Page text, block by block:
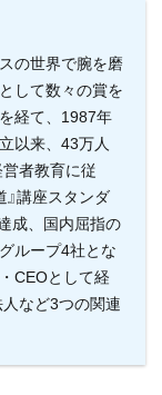
の世界で腕を磨
して数々の賞を
経て、1987年
以来、43万人
者教育に従
講座スタンダ
成、国内屈指の
ループ4社とな
CEOとして経
など3つの関連